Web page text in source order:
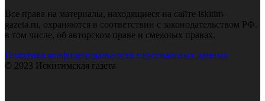
Все права на материалы, находящиеся на сайте iskitim-
gazeta.ru, охраняются в соответствии с законодательством РФ,
в том числе, об авторском праве и смежных правах.
Политика конфиденциальности персональных данных
© 2023 Искитимская газета